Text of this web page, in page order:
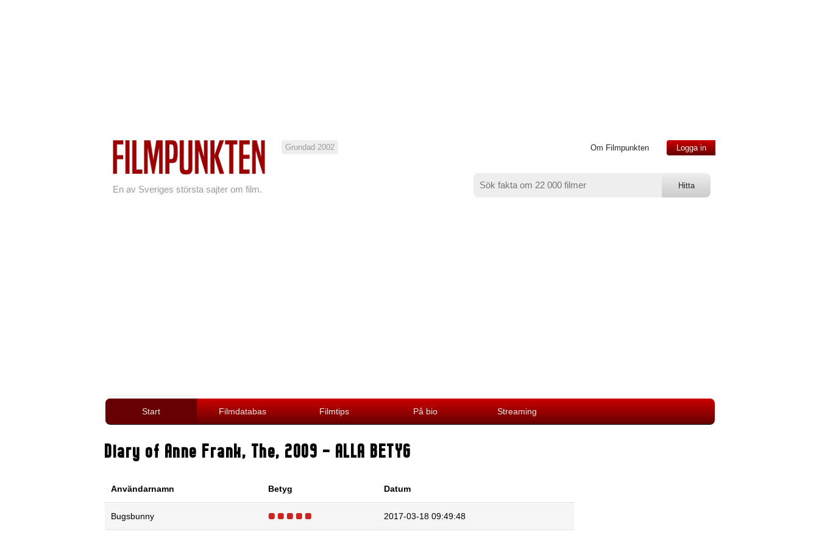
En av Sveriges största sajter om film.
Grundad 2002 Om Filmpunkten Logga in
Start Filmdatabas Filmtips På bio Streaming
Diary of Anne Frank, The, 2009 - ALLA BETYG
Användarnamn Betyg Datum
Bugsbunny 2017-03-18 09:49:48